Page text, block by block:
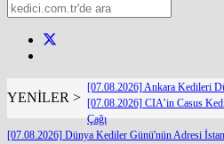
YENİLER >
[07.08.2026] Ankara Kedileri
[07.08.2026] CIA’in Casus
Çağı
[07.08.2026] Dünya Kediler Günü'nün Adresi